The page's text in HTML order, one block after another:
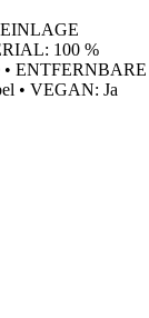
100 %
ENTFERNBARE
• VEGAN: Ja